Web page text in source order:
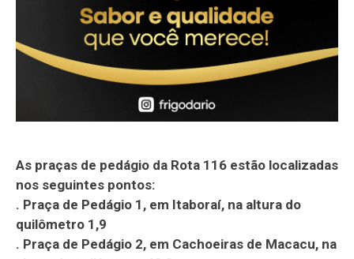
As praças de pedágio da Rota 116 estão localizadas
nos seguintes pontos:
. Praça de Pedágio 1, em Itaboraí, na altura do
quilômetro 1,9
. Praça de Pedágio 2, em Cachoeiras de Macacu, na